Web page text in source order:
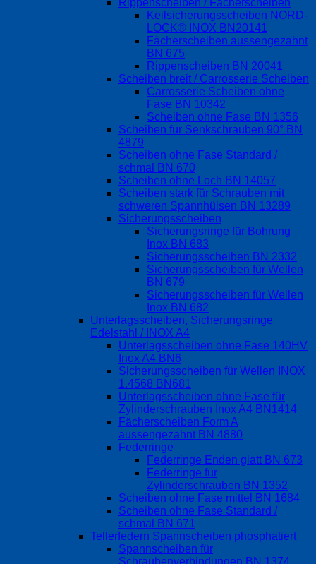
Rippenscheiben / Fächerscheiben
Keilsicherungsscheiben NORD-
LOCK® INOX BN20141
Fächerscheiben aussengezahnt
BN 675
Rippenscheiben BN 20041
Scheiben breit / Carrosserie Scheiben
Carrosserie Scheiben ohne
Fase BN 10342
Scheiben ohne Fase BN 1356
Scheiben für Senkschrauben 90° BN
4879
Scheiben ohne Fase Standard /
schmal BN 670
Scheiben ohne Loch BN 14057
Scheiben stark für Schrauben mit
schweren Spannhülsen BN 13289
Sicherungsscheiben
Sicherungsringe für Bohrung
Inox BN 683
Sicherungsscheiben BN 2332
Sicherungsscheiben für Wellen
BN 679
Sicherungsscheiben für Wellen
Inox BN 682
Unterlagsscheiben, Sicherungsringe
Edelstahl / INOX A4
Unterlagsscheiben ohne Fase 140HV
Inox A4 BN6
Sicherungsscheiben für Wellen INOX
1.4568 BN681
Unterlagsscheiben ohne Fase für
Zylinderschrauben Inox A4 BN1414
Fächerscheiben Form A
aussengezahnt BN 4880
Federringe
Federringe Enden glatt BN 673
Federringe für
Zylinderschrauben BN 1352
Scheiben ohne Fase mittel BN 1684
Scheiben ohne Fase Standard /
schmal BN 671
Tellerfedern Spannscheiben phosphatiert
Spannscheiben für